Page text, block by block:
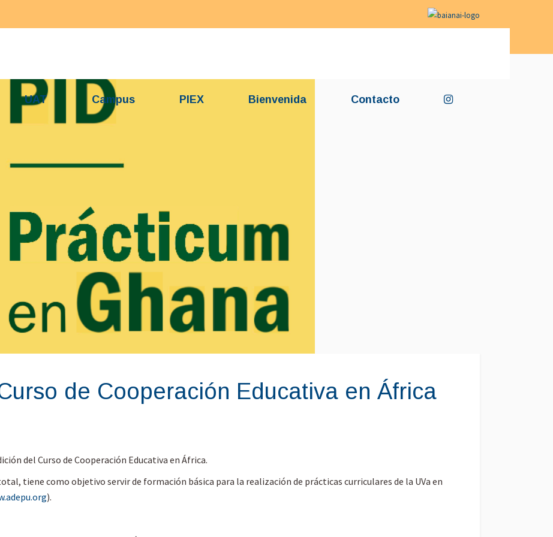
UAT Campus PIEX Bienvenida Contacto
de Cooperación Educativa en África
del Curso de Cooperación Educativa en África.
tiene como objetivo servir de formación básica para la realización de prácticas curriculares de la UVa en
).